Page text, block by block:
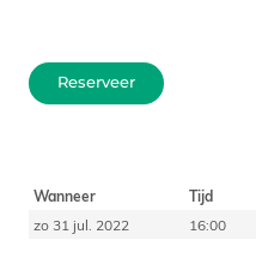
Reserveer
Wanneer Tijd
zo 31 jul. 2022
16:00